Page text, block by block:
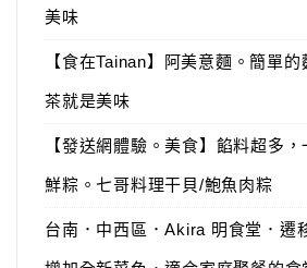
美味
【食在Tainan】阿美意麵。簡單
茶就是美味
【發送網體驗。美食】餡料超多
鮮粽。七哥料理干貝/鮑魚肉粽
台南．中西區．Akira 明食堂．遷